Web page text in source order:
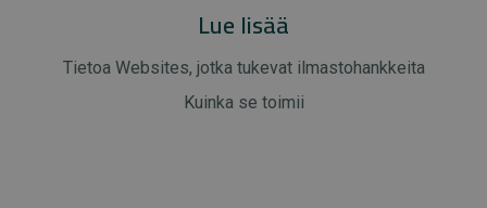
Lue lisää
Tietoa Websites, jotka tukevat ilmastohankkeita
Kuinka se toimii